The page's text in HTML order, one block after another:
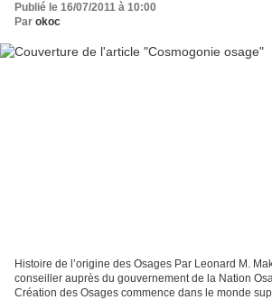
Publié le 16/07/2011 à 10:00
Par okoc
Histoire de l’origine des Osages Par Leonard M.
conseiller auprès du gouvernement de la Nation
Création des Osages commence dans le monde